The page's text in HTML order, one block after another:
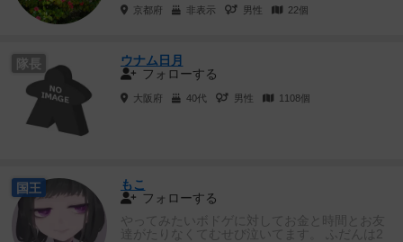
京都府 非表示 男性 22個
隊長
ウナム日月
フォローする
大阪府 40代 男性 1108個
国王
もこ
フォローする
やってみたいボドゲに対してお金と時間とお友
達がたりなくてむせび泣いてます。 ふだんは2